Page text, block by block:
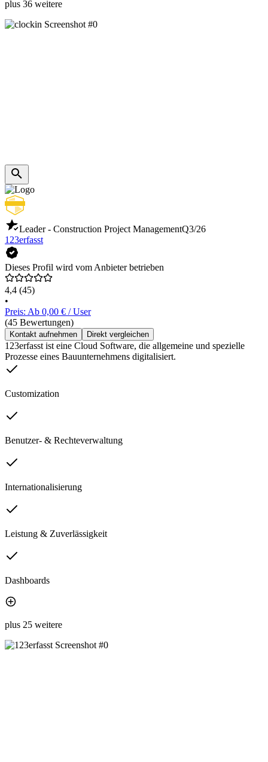
plus 36 weitere
Leader - Construction Project ManagementQ3/26
123erfasst
Dieses Profil wird vom Anbieter betrieben
4,4 (45)
•
Preis: Ab 0,00 € / User
(45 Bewertungen)
Kontakt aufnehmen Direkt vergleichen
123erfasst ist eine Cloud Software, die allgemeine und spezielle
Prozesse eines Bauunternehmens digitalisiert.
Customization
Benutzer- & Rechteverwaltung
Internationalisierung
Leistung & Zuverlässigkeit
Dashboards
plus 25 weitere